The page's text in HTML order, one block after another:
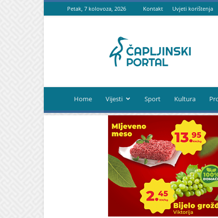
Petak, 7 kolovoza, 2026 Kontakt Uvjeti korištenja
portal
Home Vijesti Sport Kultura